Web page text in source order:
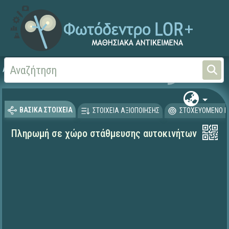
Αρχική
ΒΑΣΙΚΑ ΣΤΟΙΧΕΙΑ ΣΤΟΙΧΕΙΑ ΑΞΙΟΠΟΙΗΣΗΣ ΣΤΟΧΕΥΟΜΕΝΟ
Πληρωμή σε χώρο στάθμευσης αυτοκινήτων